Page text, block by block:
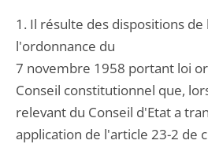
1. Il résulte des dispositions
l'ordonnance du
7 novembre 1958 portant loi
Conseil constitutionnel que,
relevant du Conseil d'Etat a
application de l'article 23-2 de